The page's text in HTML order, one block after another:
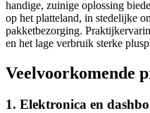
handige, zuinige oplossing
op het platteland, in stedelijke
pakketbezorging.
en het lage verbruik sterke
Veelvoorkomende
1. Elektronica en